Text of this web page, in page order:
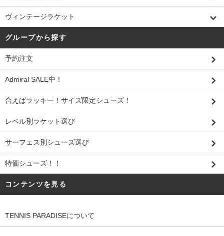
ヴィンテージラケット
グループから探す
予約注文
Admiral SALE中！
合えばラッキー！サイズ限定シューズ！
レベル別ラケット選び
サーフェス別シューズ選び
特価シューズ！！
コンテンツを見る
TENNIS PARADISEについて